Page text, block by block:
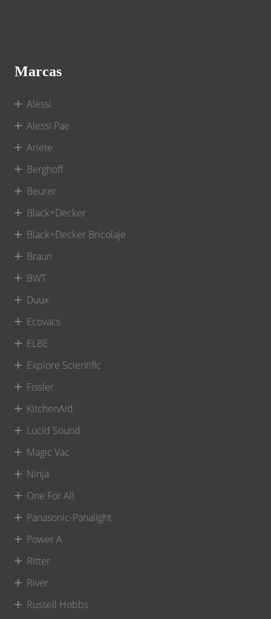
Marcas
Alessi
Alessi Pae
Ariete
Berghoff
Beurer
Black+Decker
Black+Decker Bricolaje
Braun
BWT
Duux
Ecovacs
ELBE
Explore Scientific
Fissler
KitchenAid
Lucid Sound
Magic Vac
Ninja
One For All
Panasonic-Panalight
Power A
Ritter
River
Russell Hobbs